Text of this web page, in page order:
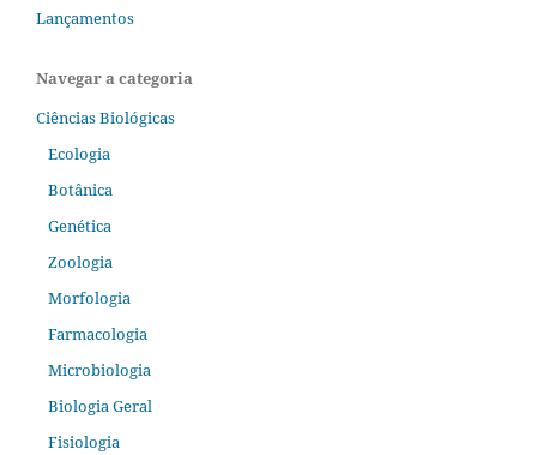
Lançamentos
Navegar a categoria
Ciências Biológicas
Ecologia
Botânica
Genética
Zoologia
Morfologia
Farmacologia
Microbiologia
Biologia Geral
Fisiologia